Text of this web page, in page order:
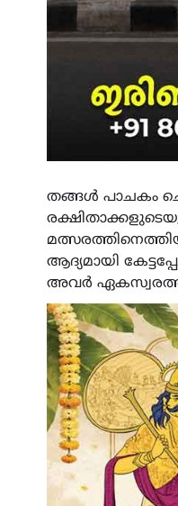
തങ്ങൾ പാചകം
ആദ്യമായി
അവർ